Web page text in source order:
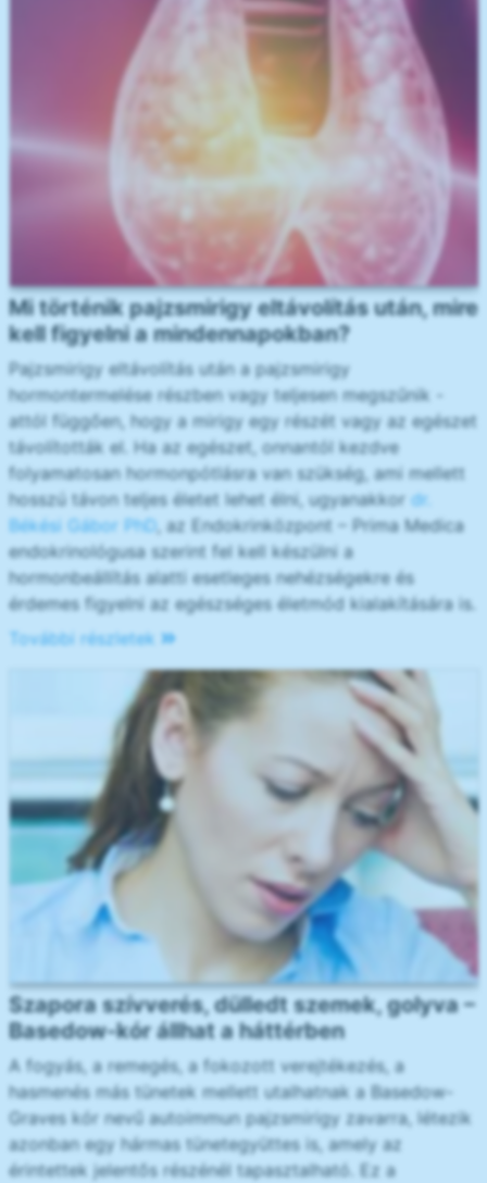
Mi történik pajzsmirigy eltávolítás után, mire
kell figyelni a mindennapokban?
Pajzsmirigy eltávolítás után a pajzsmirigy
hormontermelése részben vagy teljesen megszűnik -
attól függően, hogy a mirigy egy részét vagy az egészet
távolították el. Ha az egészet, onnantól kezdve
folyamatosan hormonpótlásra van szükség, ami mellett
hosszú távon teljes életet lehet élni, ugyanakkor dr.
Békési Gábor PhD
, az Endokrinközpont – Prima Medica
endokrinológusa szerint fel kell készülni a
hormonbeállítás alatti esetleges nehézségekre és
érdemes figyelni az egészséges életmód kialakítására is.
További részletek
Szapora szívverés, dülledt szemek, golyva –
Basedow-kór állhat a háttérben
A fogyás, a remegés, a fokozott verejtékezés, a
hasmenés más tünetek mellett utalhatnak a Basedow-
Graves kór nevű autoimmun pajzsmirigy zavarra, létezik
azonban egy hármas tünetegyüttes is, amely az
érintettek jelentős részénél tapasztalható. Ez a